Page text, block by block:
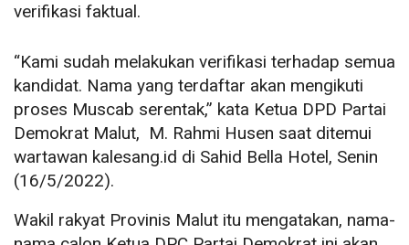
verifikasi faktual.
“Kami sudah melakukan verifikasi terhadap semua
kandidat. Nama yang terdaftar akan mengikuti
proses Muscab serentak,” kata Ketua DPD Partai
Demokrat Malut, M. Rahmi Husen saat ditemui
wartawan kalesang.id di Sahid Bella Hotel, Senin
(16/5/2022).
Wakil rakyat Provinis Malut itu mengatakan, nama-